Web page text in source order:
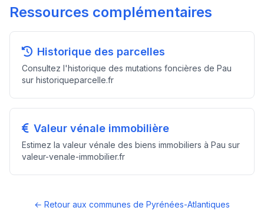
Ressources complémentaires
Historique des parcelles
Consultez l'historique des mutations foncières de Pau
sur historiqueparcelle.fr
Valeur vénale immobilière
Estimez la valeur vénale des biens immobiliers à Pau sur
valeur-venale-immobilier.fr
← Retour aux communes de Pyrénées-Atlantiques